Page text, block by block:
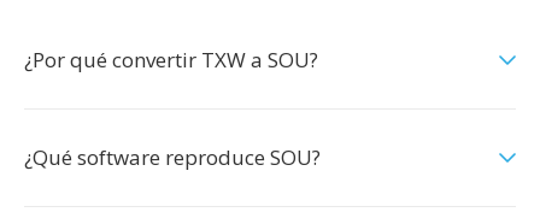
¿Por qué convertir TXW a SOU?
¿Qué software reproduce SOU?